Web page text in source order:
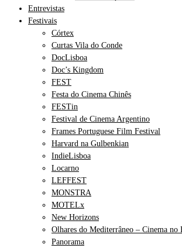
Entrevistas
Festivais
Córtex
Curtas Vila do Conde
DocLisboa
Doc’s Kingdom
FEST
Festa do Cinema Chinês
FESTin
Festival de Cinema Argentino
Frames Portuguese Film Festival
Harvard na Gulbenkian
IndieLisboa
Locarno
LEFFEST
MONSTRA
MOTELx
New Horizons
Olhares do Mediterrâneo – Cinema no
Panorama